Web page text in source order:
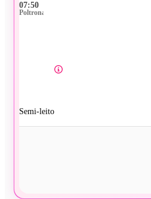
07:50
Poltrona
Semi-leito